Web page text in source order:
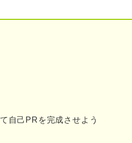
る自己PRを完成させよう